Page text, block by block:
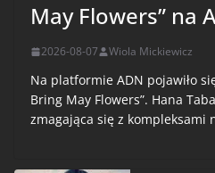
May Flowers” na
2026-08-07 Wiola Mickiewicz
Na platformie ADN pojawiło
Bring May Flowers”. Hana
zmagająca się z kompleksami